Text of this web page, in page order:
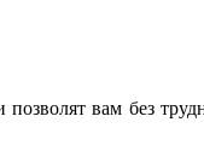
вам без